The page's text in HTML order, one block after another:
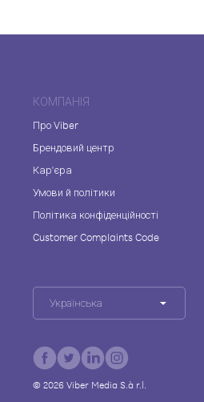
КОМПАНІЯ
Про Viber
Брендовий центр
Кар'єра
Умови й політики
Політика конфіденційності
Customer Complaints Code
Українська
© 2026Viber Media S.à r.l.